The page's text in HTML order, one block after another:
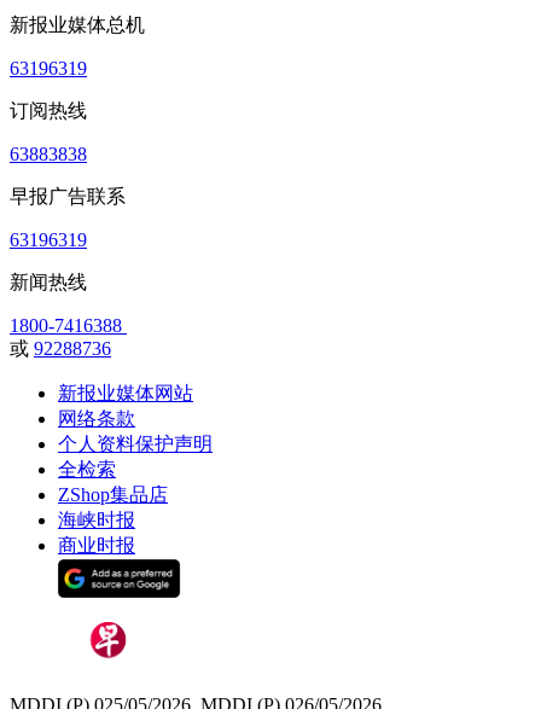
新报业媒体总机
63196319
订阅热线
63883838
早报广告联系
63196319
新闻热线
1800-7416388
或 92288736
新报业媒体网站
网络条款
个人资料保护声明
全检索
ZShop集品店
海峡时报
商业时报
MDDI (P) 025/05/2026, MDDI (P) 026/05/2026